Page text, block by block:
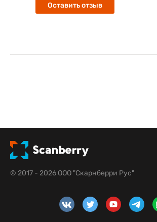
Оставить отзыв
© 2017 - 2026 ООО "Скарнберри Рус"